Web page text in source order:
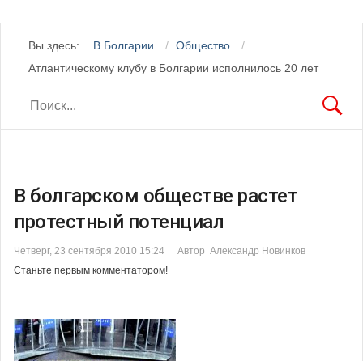
Вы здесь: В Болгарии
Общество
Атлантическому клубу в Болгарии исполнилось 20 лет
В болгарском обществе растет
протестный потенциал
Четверг, 23 сентября 2010 15:24
Автор Александр Новинков
Станьте первым комментатором!